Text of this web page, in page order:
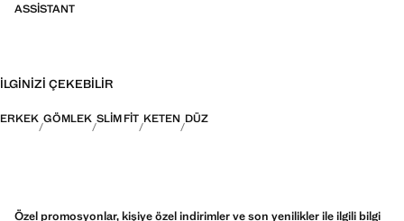
ASSISTANT
İLGINIZI ÇEKEBILIR
ERKEK GÖMLEK SLIM FIT KETEN DÜZ
Özel promosyonlar, kişiye özel indirimler ve son yenilikler ile ilgili bilgi